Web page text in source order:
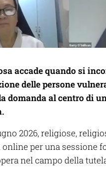
accade quando si
delle persone
domanda al centro di
2026, religiose,
per una sessione
nel campo della